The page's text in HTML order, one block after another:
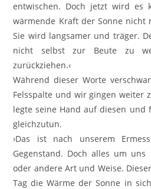
entwischen. Doch jetzt wird es
wärmende Kraft der Sonne nicht
Sie wird langsamer und träger.
nicht selbst zur Beute zu
zurückziehen.‹
Während dieser Worte
Felsspalte und wir gingen weiter
legte seine Hand auf diesen und
gleichzutun.
›Das ist nach unserem
Gegenstand. Doch alles um
oder andere Art und Weise.
Tag die Wärme der Sonne in